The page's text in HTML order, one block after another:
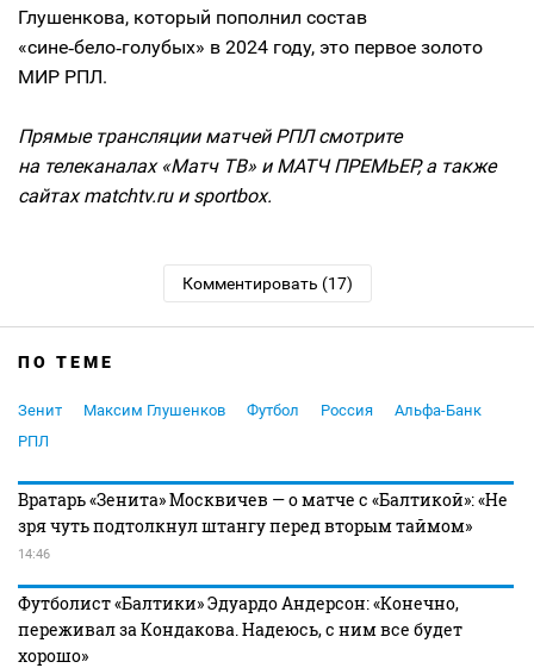
Глушенкова, который пополнил состав
«сине‑бело‑голубых» в 2024 году, это первое золото
МИР РПЛ.
Прямые трансляции матчей РПЛ смотрите
на телеканалах «Матч ТВ» и МАТЧ ПРЕМЬЕР, а также
сайтах matchtv.ru и sportbox.
Комментировать (17)
ПО ТЕМЕ
Зенит Максим Глушенков Футбол Россия
Альфа-Банк
РПЛ
Вратарь «Зенита» Москвичев — о матче с «Балтикой»: «Не
зря чуть подтолкнул штангу перед вторым таймом»
14:46
Футболист «Балтики» Эдуардо Андерсон: «Конечно,
переживал за Кондакова. Надеюсь, с ним все будет
хорошо»